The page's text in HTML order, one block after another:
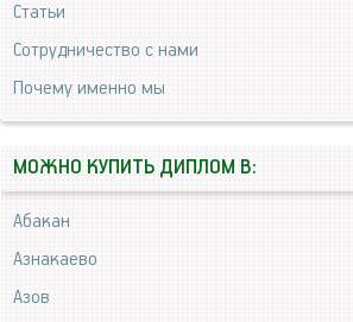
Статьи
Сотрудничество с нами
Почему именно мы
МОЖНО КУПИТЬ ДИПЛОМ В:
Абакан
Азнакаево
Азов